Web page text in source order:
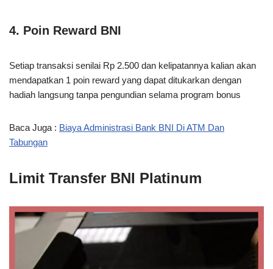
4. Poin Reward BNI
Setiap transaksi senilai Rp 2.500 dan kelipatannya kalian akan
mendapatkan 1 poin reward yang dapat ditukarkan dengan
hadiah langsung tanpa pengundian selama program bonus
Baca Juga : Biaya Administrasi Bank BNI Di ATM Dan
Tabungan
Limit Transfer BNI Platinum